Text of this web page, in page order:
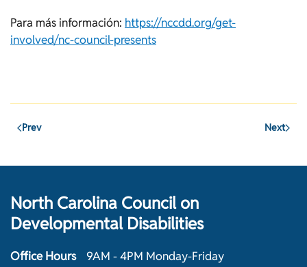
Para más información: https://nccdd.org/get-
involved/nc-council-presents
Prev Next
North Carolina Council on
Developmental Disabilities
Office Hours 9AM - 4PM Monday-Friday